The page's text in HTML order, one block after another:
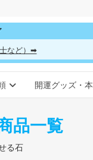
など）➡
開運グッズ・本
品一覧
る石